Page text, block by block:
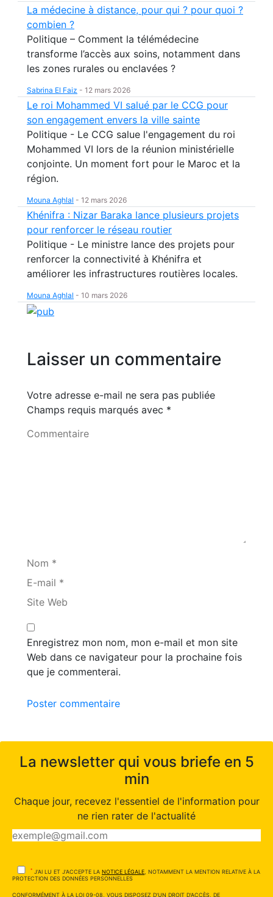
La médecine à distance, pour qui ? pour quoi ?
combien ?
Politique – Comment la télémédecine
transforme l’accès aux soins, notamment dans
les zones rurales ou enclavées ?
Sabrina El Faiz - 12 mars 2026
Le roi Mohammed VI salué par le CCG pour
son engagement envers la ville sainte
Politique - Le CCG salue l'engagement du roi
Mohammed VI lors de la réunion ministérielle
conjointe. Un moment fort pour le Maroc et la
région.
Mouna Aghlal - 12 mars 2026
Khénifra : Nizar Baraka lance plusieurs projets
pour renforcer le réseau routier
Politique - Le ministre lance des projets pour
renforcer la connectivité à Khénifra et
améliorer les infrastructures routières locales.
Mouna Aghlal - 10 mars 2026
Laisser un commentaire
Votre adresse e-mail ne sera pas publiée
Champs requis marqués avec *
Commentaire
Nom *
E-mail *
Site Web
Enregistrez mon nom, mon e-mail et mon site
Web dans ce navigateur pour la prochaine fois
que je commenterai.
Poster commentaire
La newsletter qui vous briefe en 5
min
Chaque jour, recevez l'essentiel de l'information pour
ne rien rater de l'actualité
* J'AI LU ET J'ACCEPTE LA NOTICE LÉGALE , NOTAMMENT LA MENTION RELATIVE À LA
PROTECTION DES DONNÉES PERSONNELLES
CONFORMÉMENT À LA LOI 09-08, VOUS DISPOSEZ D'UN DROIT D'ACCÈS, DE